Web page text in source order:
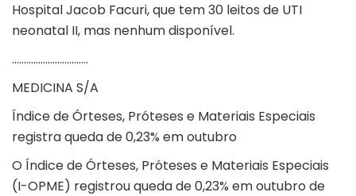
Hospital Jacob Facuri, que tem 30 leitos de UTI
neonatal II, mas nenhum disponível.
…………………………..
MEDICINA S/A
Índice de Órteses, Próteses e Materiais Especiais
registra queda de 0,23% em outubro
O Índice de Órteses, Próteses e Materiais Especiais
(I-OPME) registrou queda de 0,23% em outubro de